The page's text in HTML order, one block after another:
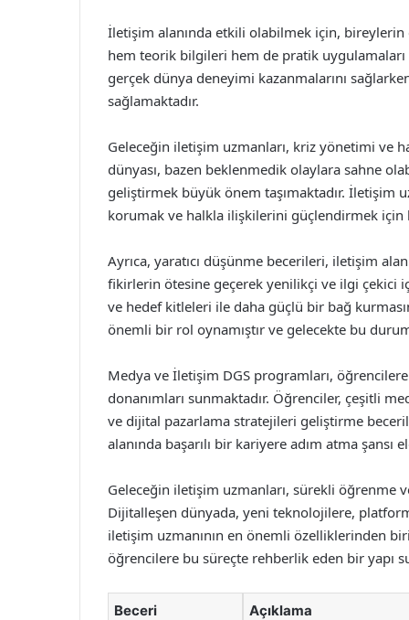
İletişim alanında etkili olabilmek için,
hem teorik bilgileri hem de pratik
gerçek dünya deneyimi kazanmalarını
sağlamaktadır.
Geleceğin iletişim uzmanları, kriz yönetimi ve
dünyası, bazen beklenmedik olaylara sahne
geliştirmek büyük önem taşımaktadır. İletişim
korumak ve halkla ilişkilerini güçlendirmek için
Ayrıca, yaratıcı düşünme becerileri, iletişim
fikirlerin ötesine geçerek yenilikçi ve ilgi çekici
ve hedef kitleleri ile daha güçlü bir bağ
önemli bir rol oynamıştır ve gelecekte bu
Medya ve İletişim DGS programları,
donanımları sunmaktadır. Öğrenciler, çeşitli
ve dijital pazarlama stratejileri geliştirme
alanında başarılı bir kariyere adım atma şansı
Geleceğin iletişim uzmanları, sürekli öğrenme
Dijitalleşen dünyada, yeni teknolojilere,
iletişim uzmanının en önemli özelliklerinden
öğrencilere bu süreçte rehberlik eden bir yapı
Beceri Açıklama